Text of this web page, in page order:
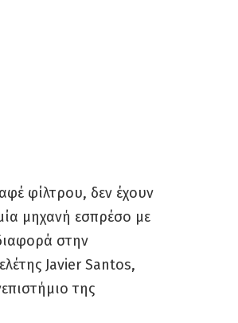
φίλτρου, δεν έχουν
μηχανή εσπρέσο με
στην
Javier Santos,
της